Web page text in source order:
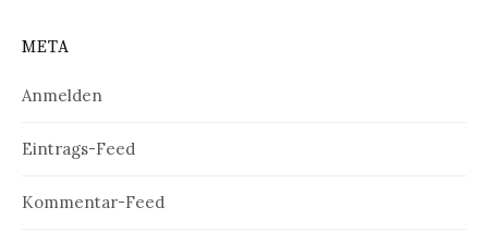
META
Anmelden
Eintrags-Feed
Kommentar-Feed